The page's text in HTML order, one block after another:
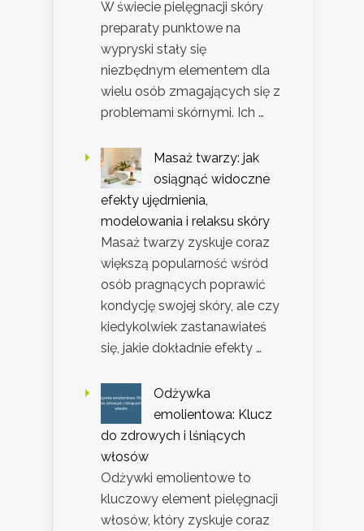
W świecie pielęgnacji skóry
preparaty punktowe na
wypryski stały się
niezbędnym elementem dla
wielu osób zmagających się z
problemami skórnymi. Ich …
Masaż twarzy: jak
osiągnąć widoczne
efekty ujędrnienia,
modelowania i relaksu skóry
Masaż twarzy zyskuje coraz
większą popularność wśród
osób pragnących poprawić
kondycję swojej skóry, ale czy
kiedykolwiek zastanawiałeś
się, jakie dokładnie efekty …
Odżywka
emolientowa: Klucz
do zdrowych i lśniących
włosów
Odżywki emolientowe to
kluczowy element pielęgnacji
włosów, który zyskuje coraz